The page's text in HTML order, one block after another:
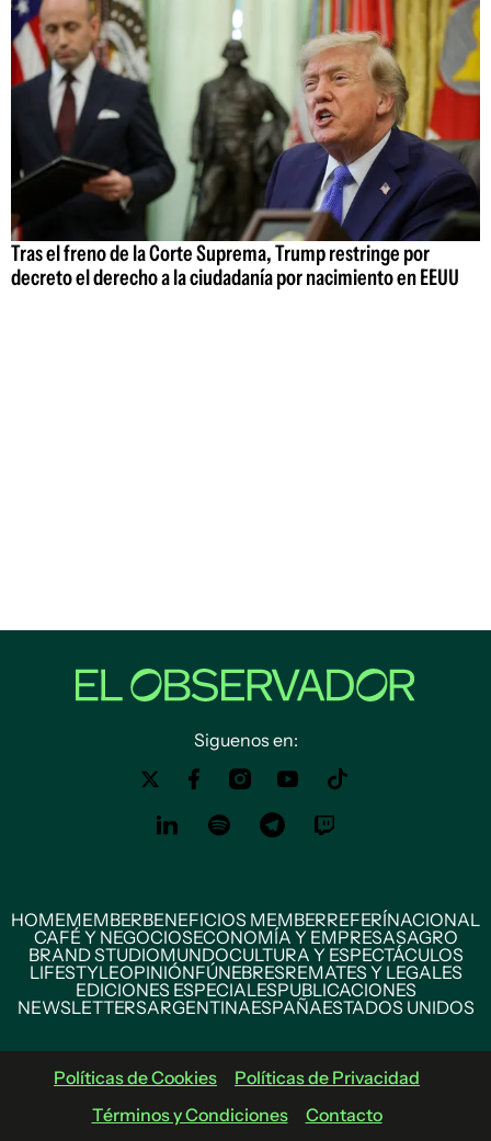
Tras el freno de la Corte Suprema, Trump restringe por
decreto el derecho a la ciudadanía por nacimiento en EEUU
Siguenos en:
HOMEMEMBERBENEFICIOS MEMBERREFERÍNACIONAL
CAFÉ Y NEGOCIOSECONOMÍA Y EMPRESASAGRO
BRAND STUDIOMUNDOCULTURA Y ESPECTÁCULOS
LIFESTYLEOPINIÓNFÚNEBRESREMATES Y LEGALES
EDICIONES ESPECIALESPUBLICACIONES
NEWSLETTERSARGENTINAESPAÑAESTADOS UNIDOS
Políticas de Cookies
Políticas de Privacidad
Términos y Condiciones
Contacto